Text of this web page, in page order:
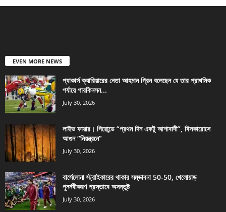
EVEN MORE NEWS
প্যাকার্স ক্যারিয়ারের নেতা আহমান গ্রিন বলেছেন যে তার প্রাথমিক
পর্যায়ে পারকিনসন...
July 30, 2026
লাইভ ফায়ার। গিরোন্ডে “প্রথম দিন একটু আশাবাদী”, বিসকারোসে
আগুন “নিয়ন্ত্রনে”
July 30, 2026
বার্সেলোনা স্ট্রাইকারের থাকার সম্ভাবনা 50-50, খেলোয়াড়
পুনর্নবীকরণ প্রস্তাবে অসন্তুষ্ট
July 30, 2026